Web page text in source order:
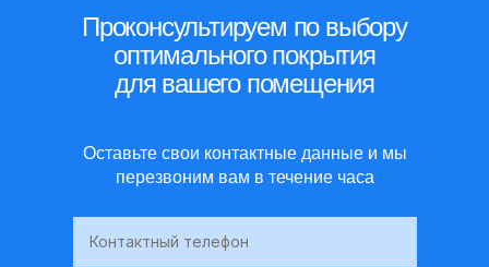
Проконсультируем по выбору
оптимального покрытия
для вашего помещения
Оставьте свои контактные данные и мы
перезвоним вам в течение часа